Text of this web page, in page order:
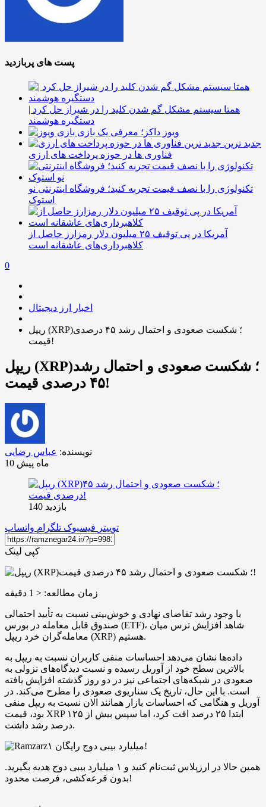
پست های پربازدید
همتا سیستم مشکل گم شدن کلید را در شیراز حل کرد |
دستگیره هوشمند
ویوز داکز؛ معرفی یک بازی
جدید ترین
فناوری ها در حوزه پرداخت های ارزی
تکنولوژی را با نصف قیمت تجربه کنید؛ فروشگاه اینترنتی نو
استوک
آمریکا در پی توقیف ۲۵ میلیون دلار رمزارز حاصل از
کلاهبرداری‌های عاشقانه است
0
اخبار ارز دیجیتال
ریپل (XRP)؛ شکست صعودی و احتمال رشد ۴۵ درصدی
قیمت!
ریپل (XRP)؛ شکست صعودی و احتمال رشد
۴۵ درصدی قیمت!
نویسنده: عباس رضایی
10 ماه پیش
بازدید 140
توییتر فیسبوک تلگرام واتساپ
کپی لینک
زمان مطالعه: < 1 دقیقه
با وجود رشد تقاضای نهادی و خوش‌بینی نسبت به تأیید احتمالی
صندوق قابل معامله در بورس (ETF)، شاهد افزایش ترس میان
معامله‌گران خرد ریپل (XRP) هستیم.
داده‌ها نشان می‌دهد احساسات منفی کاربران نسبت به ریپل به
بالاترین سطح خود از آوریل رسیده و نسبت دیدگاه‌های نزولی به
صعودی در شبکه‌های اجتماعی نیز در دو روز گذشته افزایش یافته
است. با این حال، تاریخ یک سناریوی صعودی را مطرح می‌کند. در
آوریل و هنگامی که احساسات بازار همانند الان نسبت به ریپل منفی
بود، قیمت XRP ابتدا ۲۵ درصد افت کرد، اما سپس بیش از ۱۲۵
درصد رشد داشت.
۱ میلیارد بیبی دوج رایگان!
همین حالا در ارزپلاس ثبت‌نام کنید و ۱ میلیارد بیبی دوج هدیه بگیرید.
بدون قرعه‌کشی، فرصت محدود!